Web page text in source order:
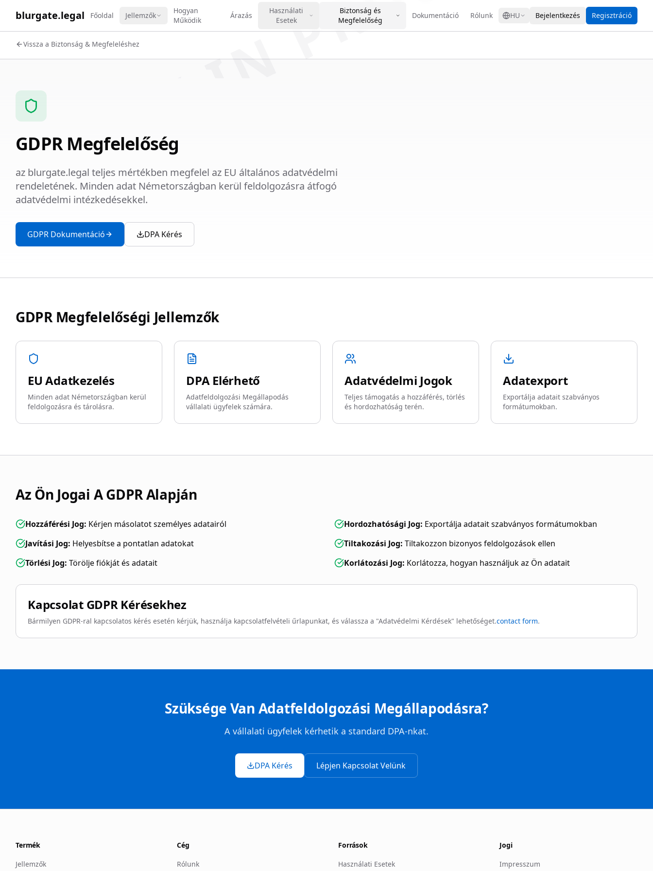
blurgate.legal Főoldal Jellemzők
Hogyan
Működik
Árazás
Használati
Esetek
Biztonság és
Megfelelőség
Dokumentáció Rólunk HU Bejelentkezés Regisztráció
Vissza a Biztonság & Megfeleléshez
GDPR Megfelelőség
az blurgate.legal teljes mértékben megfelel az EU általános adatvédelmi
rendeletének. Minden adat Németországban kerül feldolgozásra átfogó
adatvédelmi intézkedésekkel.
GDPR Dokumentáció DPA Kérés
GDPR Megfelelőségi Jellemzők
EU Adatkezelés
Minden adat Németországban kerül
feldolgozásra és tárolásra.
DPA Elérhető
Adatfeldolgozási Megállapodás
vállalati ügyfelek számára.
Adatvédelmi Jogok
Teljes támogatás a hozzáférés, törlés
és hordozhatóság terén.
Adatexport
Exportálja adatait szabványos
formátumokban.
Az Ön Jogai A GDPR Alapján
Hozzáférési Jog: Kérjen másolatot személyes adatairól
Javítási Jog: Helyesbítse a pontatlan adatokat
Törlési Jog: Törölje fiókját és adatait
Hordozhatósági Jog: Exportálja adatait szabványos formátumokban
Tiltakozási Jog: Tiltakozzon bizonyos feldolgozások ellen
Korlátozási Jog: Korlátozza, hogyan használjuk az Ön adatait
Kapcsolat GDPR Kérésekhez
Bármilyen GDPR-ral kapcsolatos kérés esetén kérjük, használja kapcsolatfelvételi űrlapunkat, és válassza a "Adatvédelmi Kérdések" lehetőséget.contact form.
Szüksége Van Adatfeldolgozási Megállapodásra?
A vállalati ügyfelek kérhetik a standard DPA-nkat.
DPA Kérés Lépjen Kapcsolat Velünk
Termék
Jellemzők
Cég
Rólunk
Források
Használati Esetek
Jogi
Impresszum